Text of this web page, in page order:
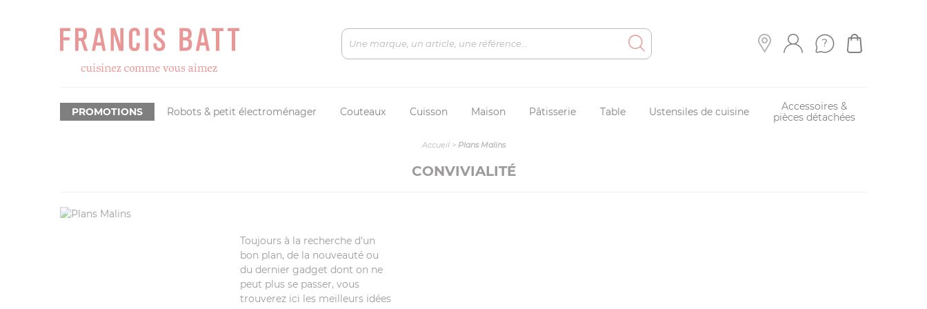
Robots & petit électroménager Couteaux Cuisson Maison Pâtisserie Table Ustensiles de cuisine
Accessoires &
pièces détachées
PROMOTIONS
Accueil> Plans Malins
CONVIVIALITÉ
Toujours à la recherche d'un
bon plan, de la nouveauté ou
du dernier gadget dont on ne
peut plus se passer, vous
trouverez ici les meilleurs idées